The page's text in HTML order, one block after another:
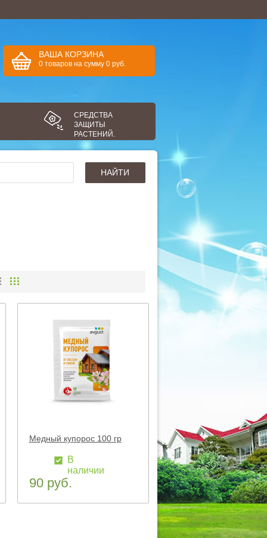
ВАША КОРЗИНА
0 товаров на сумму 0 руб.
СРЕДСТВА
ЗАЩИТЫ
РАСТЕНИЙ.
НАЙТИ
Медный купорос 100 гр
В
наличии
90 руб.